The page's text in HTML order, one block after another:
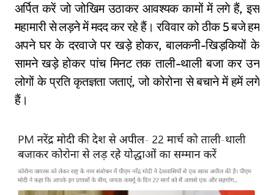
अर्पित करें जो जोखिम उठाकर आवश्यक कामों में लगे हैं, इस
महामारी से लड़ने में मदद कर रहे हैं। रविवार को ठीक 5 बजे हम
अपने घर के दरवाजे पर खड़े होकर, बालकनी-खिड़कियों के
सामने खड़े होकर पांच मिनट तक ताली-थाली बजा कर उन
लोगों के प्रति कृतज्ञता जताएं, जो कोरोना से बचाने में हमें लगे
हैं।